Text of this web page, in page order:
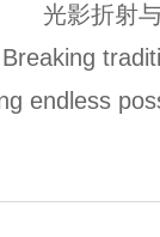
光影折射
endless